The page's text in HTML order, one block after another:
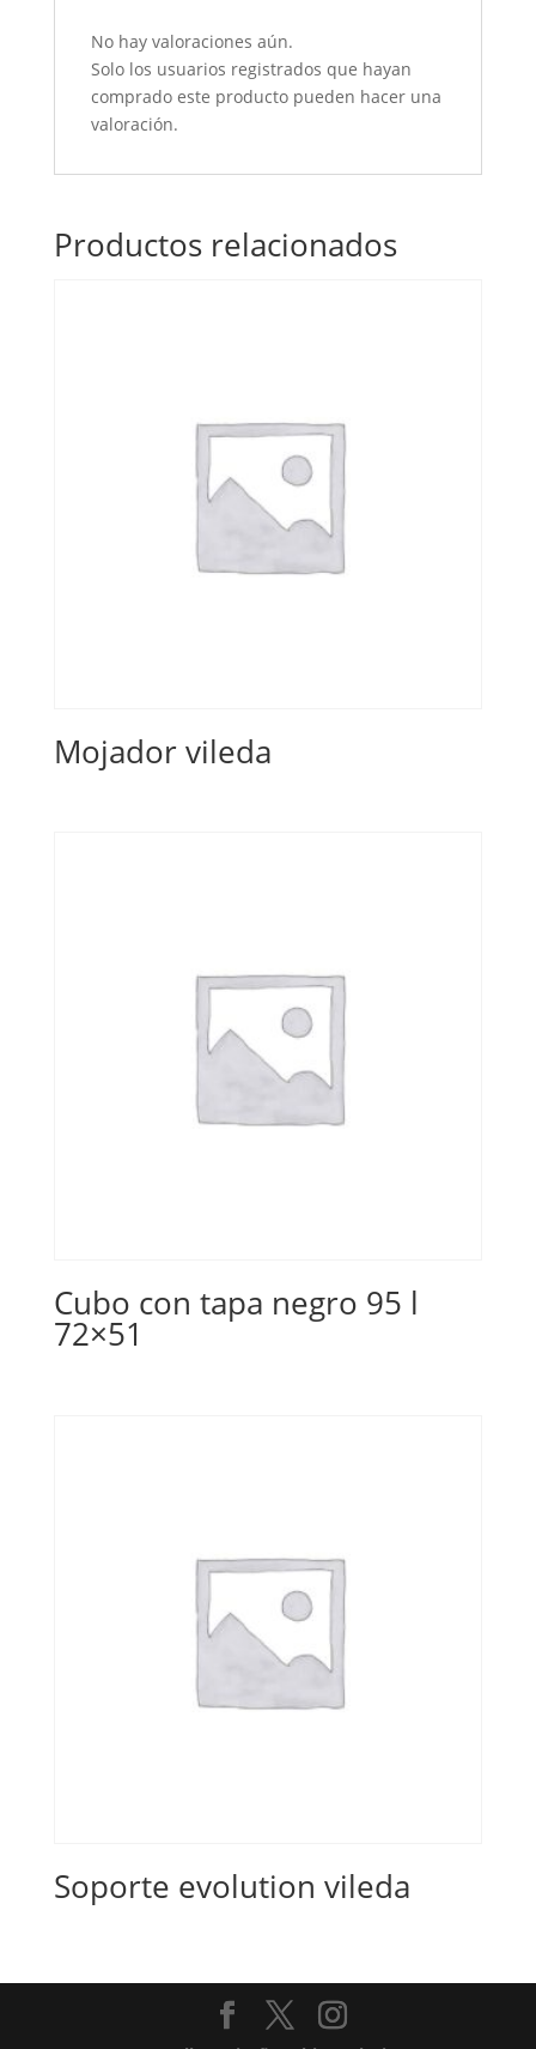
No hay valoraciones aún.
Solo los usuarios registrados que hayan
comprado este producto pueden hacer una
valoración.
Productos relacionados
Mojador vileda
Cubo con tapa negro 95 l
72×51
Soporte evolution vileda